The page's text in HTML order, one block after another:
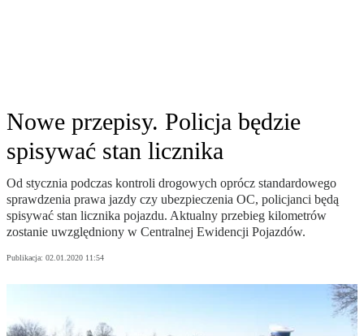
Nowe przepisy. Policja będzie
spisywać stan licznika
Od stycznia podczas kontroli drogowych oprócz standardowego
sprawdzenia prawa jazdy czy ubezpieczenia OC, policjanci będą
spisywać stan licznika pojazdu. Aktualny przebieg kilometrów
zostanie uwzględniony w Centralnej Ewidencji Pojazdów.
Publikacja: 02.01.2020 11:54